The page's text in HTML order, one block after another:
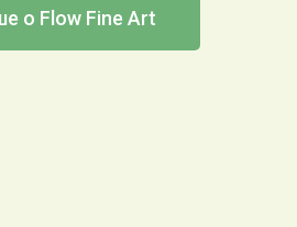
о Flow Fine Art